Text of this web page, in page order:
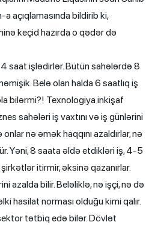
açıqlamasında bildirib ki,
keçid hazırda o qədər də
saat işlədirlər. Bütün sahələrdə 8
Belə olan halda 6 saatlıq iş
bilərmi?! Texnologiya inkişaf
sahələri iş vaxtını və iş günlərini
nə əmək haqqını azaldırlar, nə
Yəni, 8 saata əldə etdikləri iş, 4-5
itirmir, əksinə qazanırlar.
azalda bilir. Beləliklə, nə işçi, nə də
hasilat norması olduğu kimi qalır.
tətbiq edə bilər. Dövlət